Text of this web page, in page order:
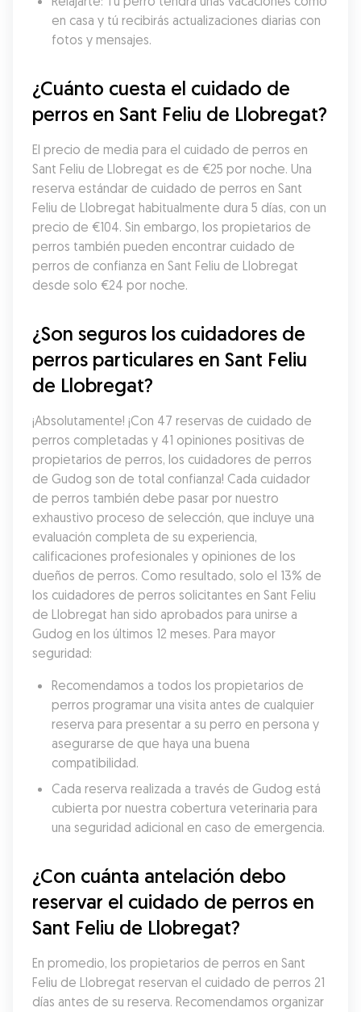
en casa y tú recibirás actualizaciones diarias con
fotos y mensajes.
¿Cuánto cuesta el cuidado de
perros en Sant Feliu de Llobregat?
El precio de media para el cuidado de perros en
Sant Feliu de Llobregat es de €25 por noche. Una
reserva estándar de cuidado de perros en Sant
Feliu de Llobregat habitualmente dura 5 días, con un
precio de €104. Sin embargo, los propietarios de
perros también pueden encontrar cuidado de
perros de confianza en Sant Feliu de Llobregat
desde solo €24 por noche.
¿Son seguros los cuidadores de
perros particulares en Sant Feliu
de Llobregat?
¡Absolutamente! ¡Con 47 reservas de cuidado de
perros completadas y 41 opiniones positivas de
propietarios de perros, los cuidadores de perros
de Gudog son de total confianza! Cada cuidador
de perros también debe pasar por nuestro
exhaustivo proceso de selección, que incluye una
evaluación completa de su experiencia,
calificaciones profesionales y opiniones de los
dueños de perros. Como resultado, solo el 13% de
los cuidadores de perros solicitantes en Sant Feliu
de Llobregat han sido aprobados para unirse a
Gudog en los últimos 12 meses. Para mayor
seguridad:
Recomendamos a todos los propietarios de
perros programar una visita antes de cualquier
reserva para presentar a su perro en persona y
asegurarse de que haya una buena
compatibilidad.
Cada reserva realizada a través de Gudog está
cubierta por nuestra cobertura veterinaria para
una seguridad adicional en caso de emergencia.
¿Con cuánta antelación debo
reservar el cuidado de perros en
Sant Feliu de Llobregat?
En promedio, los propietarios de perros en Sant
Feliu de Llobregat reservan el cuidado de perros 21
días antes de su reserva. Recomendamos organizar